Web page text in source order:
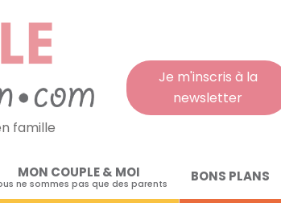
Je m'inscris à la
newsletter
famille
MON COUPLE & MOI
ne sommes pas que des parents BONS PLANS